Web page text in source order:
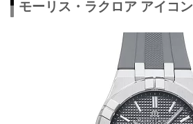
モーリス・ラクロア アイコン